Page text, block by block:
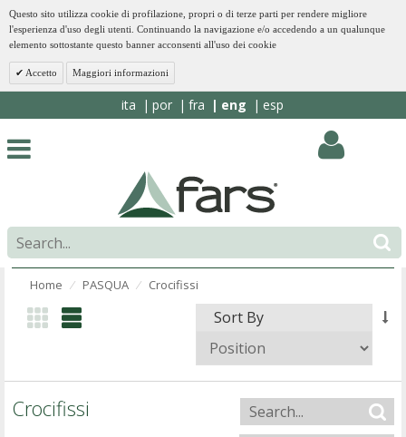
Questo sito utilizza cookie di profilazione, propri o di terze parti per rendere migliore
l'esperienza d'uso degli utenti. Continuando la navigazione e/o accedendo a un qualunque
elemento sottostante questo banner acconsenti all'uso dei cookie
Accetto Maggiori informazioni
ita por fra eng esp
Home ⁄ PASQUA ⁄ Crocifissi
Sort By
Crocifissi